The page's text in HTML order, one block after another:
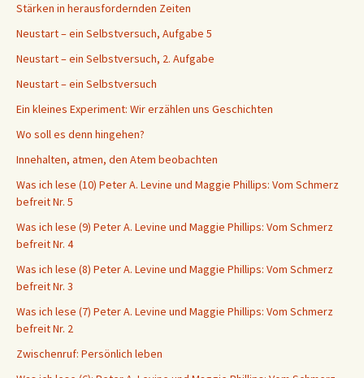
Stärken in herausfordernden Zeiten
Neustart – ein Selbstversuch, Aufgabe 5
Neustart – ein Selbstversuch, 2. Aufgabe
Neustart – ein Selbstversuch
Ein kleines Experiment: Wir erzählen uns Geschichten
Wo soll es denn hingehen?
Innehalten, atmen, den Atem beobachten
Was ich lese (10) Peter A. Levine und Maggie Phillips: Vom Schmerz
befreit Nr. 5
Was ich lese (9) Peter A. Levine und Maggie Phillips: Vom Schmerz
befreit Nr. 4
Was ich lese (8) Peter A. Levine und Maggie Phillips: Vom Schmerz
befreit Nr. 3
Was ich lese (7) Peter A. Levine und Maggie Phillips: Vom Schmerz
befreit Nr. 2
Zwischenruf: Persönlich leben